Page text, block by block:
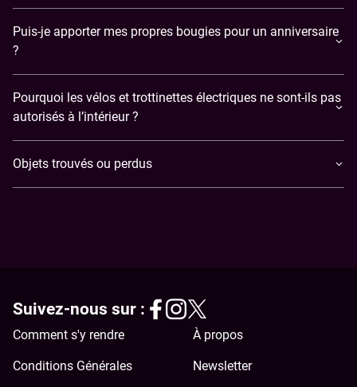
Puis-je apporter mes propres bougies pour un anniversaire
?
Pourquoi les vélos et trottinettes électriques ne sont-ils pas
autorisés à l’intérieur ?
Objets trouvés ou perdus
Comment s'y rendre À propos
Conditions Générales Newsletter
Suivez-nous sur :